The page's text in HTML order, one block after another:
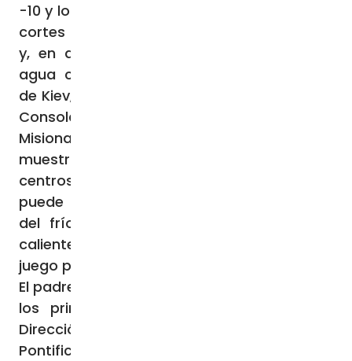
-10 y los -20 grados, además de frecuentes
cortes de electricidad, falta de calefacción
y, en algunos casos, incluso ausencia de
agua corriente. Desde Borodyanka, cerca
de Kiev, el padre Luca Bovio, misionero de la
Consolata y director de las Obras
Misionales Pontificias (OMP) en Ucrania,
muestra en un video uno de los numerosos
centros de acogida donde la población
puede encontrar una tregua momentánea
del frío: en ellos se distribuyen comidas
calientes y se han habilitado espacios de
juego para los niños.
El padre Luca Bovio relata a la Agencia Fides
los primeros meses de actividad de la
Dirección nacional de las Obras Misionales
Pontificias, que se está estructurando